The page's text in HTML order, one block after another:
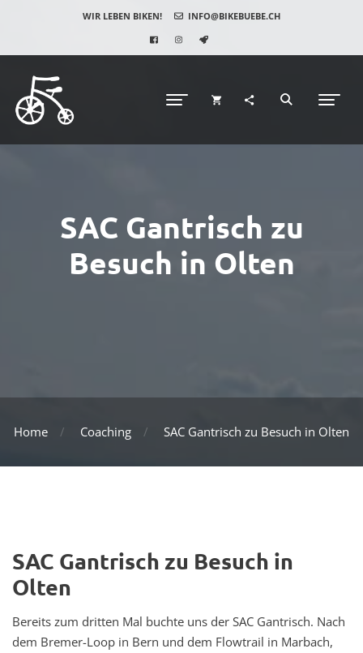
WIR LEBEN BIKEN! INFO@BIKEBUEBE.CH
SAC Gantrisch zu
Besuch in Olten
Home Coaching SAC Gantrisch zu Besuch in Olten
SAC Gantrisch zu Besuch in
Olten
Bereits zum dritten Mal buchte uns der SAC Gantrisch. Nach
dem Bremer-Loop in Bern und dem Flowtrail in Marbach,